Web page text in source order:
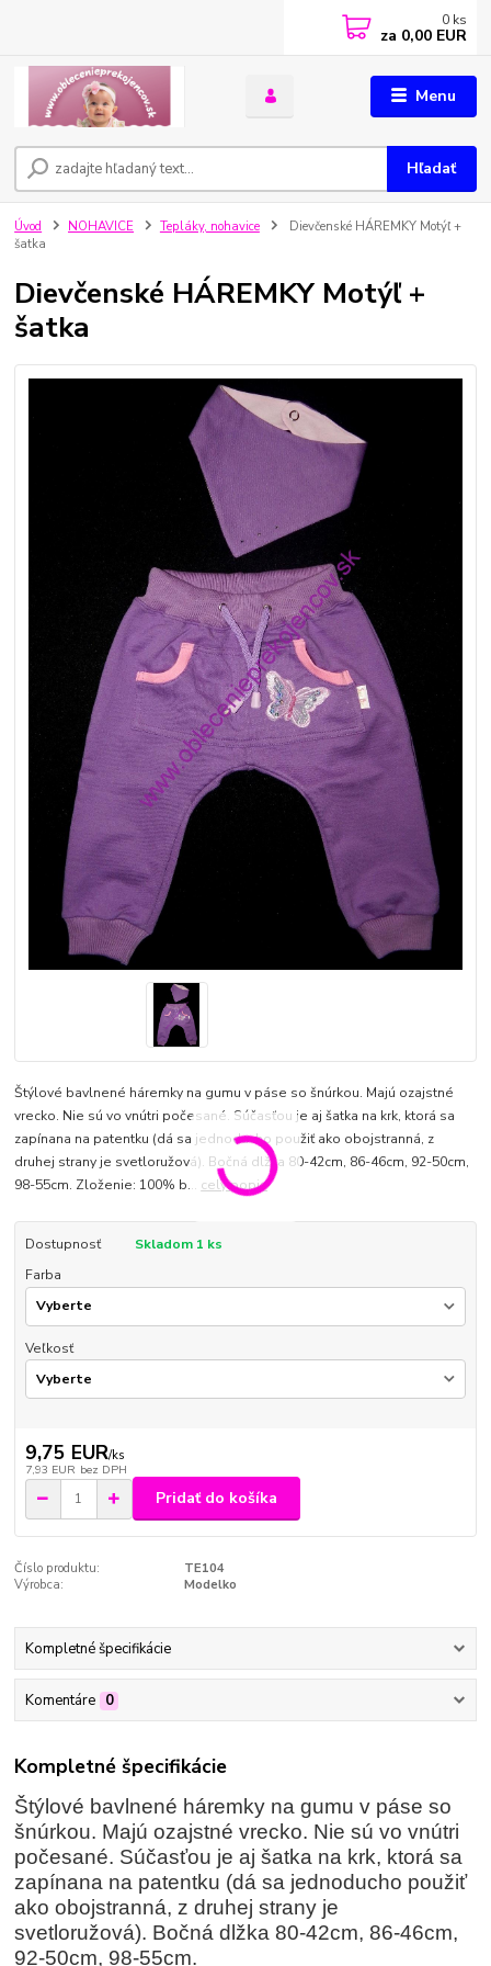
Menu
Hľadať
0 ks
za 0,00 EUR
Úvod NOHAVICE Tepláky, nohavice
Dievčenské HÁREMKY Motýľ +
šatka
Dievčenské HÁREMKY Motýľ +
šatka
Štýlové bavlnené háremky na gumu v páse so šnúrkou. Majú ozajstné
vrecko. Nie sú vo vnútri počesané. Súčasťou je aj šatka na krk, ktorá sa
zapínana na patentku (dá sa jednoducho použiť ako obojstranná, z
druhej strany je svetloružová). Bočná dlžka 80-42cm, 86-46cm, 92-50cm,
98-55cm. Zloženie: 100% b... celý popis
Dostupnosť
Skladom 1 ks
Farba
Veľkosť
9,75 EUR/ks
7,93 EUR bez DPH
Pridať do košíka
Číslo produktu:
TE104
Výrobca:
Modelko
Kompletné špecifikácie
Komentáre 0
Kompletné špecifikácie
Štýlové bavlnené háremky na gumu v páse so
šnúrkou. Majú ozajstné vrecko. Nie sú vo vnútri
počesané. Súčasťou je aj šatka na krk, ktorá sa
zapínana na patentku (dá sa jednoducho použiť
ako obojstranná, z druhej strany je
svetloružová). Bočná dlžka 80-42cm, 86-46cm,
92-50cm, 98-55cm.